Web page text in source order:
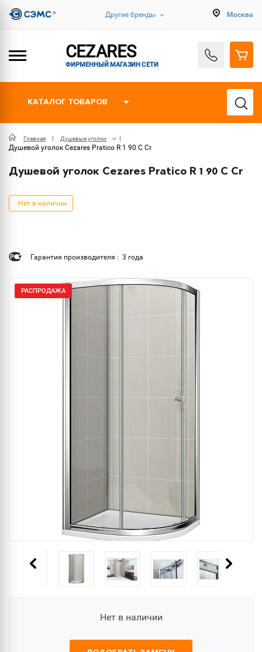
Другие бренды Москва
CEZARES
ФИРМЕННЫЙ МАГАЗИН СЕТИ
КАТАЛОГ ТОВАРОВ
Главная Душевые уголки
Душевой уголок Cezares Pratico R 1 90 C Cr
Душевой уголок Cezares Pratico R 1 90 C Cr
Нет в наличии
Гарантия производителя : 3 года
РАСПРОДАЖА
Нет в наличии